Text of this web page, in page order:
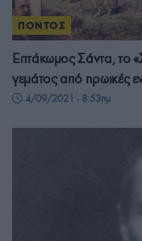
ΠΟΝΤΟΣ
Επτάκωμος Σάντα, το
γεμάτος από ηρωικές
4/09/2021 - 8:53πμ